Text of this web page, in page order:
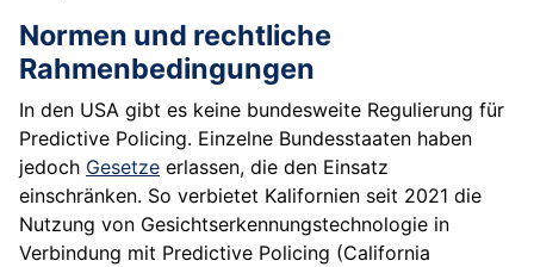
Normen und rechtliche
Rahmenbedingungen
In den USA gibt es keine bundesweite Regulierung für
Predictive Policing. Einzelne Bundesstaaten haben
jedoch Gesetze erlassen, die den Einsatz
einschränken. So verbietet Kalifornien seit 2021 die
Nutzung von Gesichtserkennungstechnologie in
Verbindung mit Predictive Policing (California